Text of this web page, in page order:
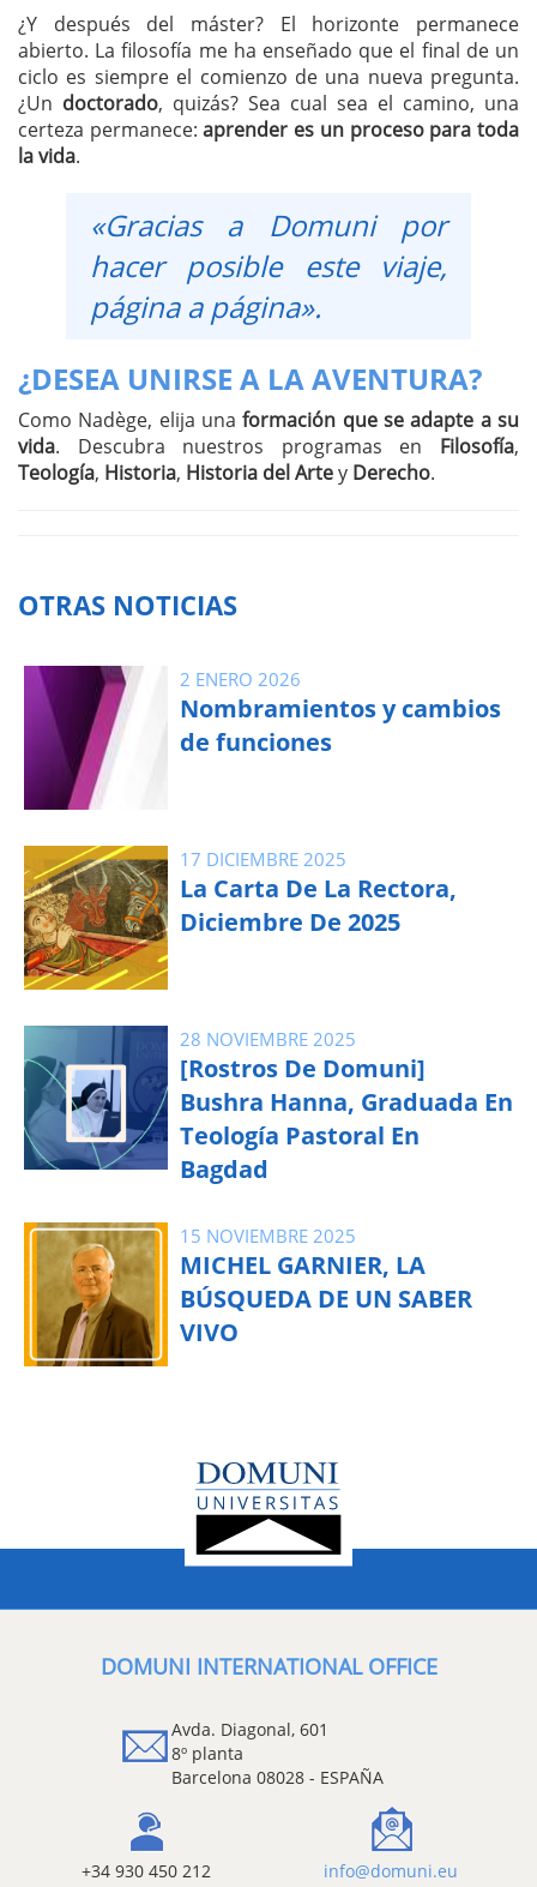
¿Y después del máster? El horizonte permanece
abierto. La filosofía me ha enseñado que el final de un
ciclo es siempre el comienzo de una nueva pregunta.
¿Un doctorado, quizás? Sea cual sea el camino, una
certeza permanece:aprender es un proceso para toda
la vida.
«Gracias a Domuni por
hacer posible este viaje,
página a página».
¿DESEA UNIRSE A LA AVENTURA?
Como Nadège, elija unaformación que se adapte a su
vida. Descubra nuestros programas en Filosofía,
Teología, Historia, Historia del Artey Derecho.
OTRAS NOTICIAS
2 ENERO 2026
Nombramientos y cambios
de funciones
17 DICIEMBRE 2025
La Carta De La Rectora,
Diciembre De 2025
28 NOVIEMBRE 2025
[Rostros De Domuni]
Bushra Hanna, Graduada En
Teología Pastoral En
Bagdad
15 NOVIEMBRE 2025
MICHEL GARNIER, LA
BÚSQUEDA DE UN SABER
VIVO
DOMUNI INTERNATIONAL OFFICE
Avda. Diagonal, 601
8º planta
Barcelona 08028 - ESPAÑA
+34 930 450 212 info@domuni.eu